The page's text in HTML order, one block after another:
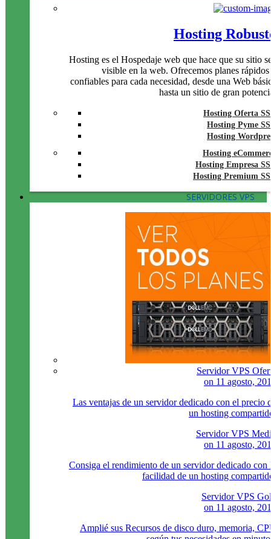
Hosting
Hosting es el Hospedaje web que hace que su sitio
visible en la web. Ofrecemos planes
confiables para cada necesidad, desde una Web
hasta un sitio de gran
Hosting Oferta
Hosting Pyme
Hosting
Hosting
Hosting Empresa
Hosting Premium
SERVIDORES VPS
Servidor VPS
on 11 agosto,
Las ventajas de un servidor dedicado con el precio
un hosting
Servidor VPS
on 11 agosto,
Consiga el rendimiento de un servidor dedicado con
facilidad de un hosting
Servidor VPS
on 11 agosto,
Amplié sus Recursos de disco duro, memoria,